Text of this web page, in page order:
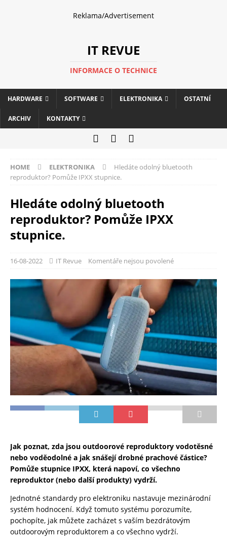
Reklama/Advertisement
IT REVUE
INFORMACE O TECHNICE
HARDWARE SOFTWARE ELEKTRONIKA OSTATNÍ
ARCHIV KONTAKTY
HOME ELEKTRONIKA
Hledáte odolný bluetooth
reproduktor? Pomůže IPXX stupnice.
Hledáte odolný bluetooth
reproduktor? Pomůže IPXX
stupnice.
16-08-2022 IT Revue Komentáře nejsou povolené
Jak poznat, zda jsou outdoorové reproduktory vodotěsné
nebo voděodolné a jak snášejí drobné prachové částice?
Pomůže stupnice IPXX, která napoví, co všechno
reproduktor (nebo další produkty) vydrží.
Jednotné standardy pro elektroniku nastavuje mezinárodní
systém hodnocení. Když tomuto systému porozumíte,
pochopíte, jak můžete zacházet s vaším bezdrátovým
outdoorovým reproduktorem a co všechno vydrží.